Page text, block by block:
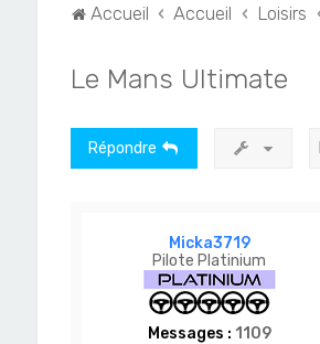
Accueil Accueil Loisirs
Le Mans Ultimate
Répondre
Micka3719
Pilote Platinium
Messages : 1109